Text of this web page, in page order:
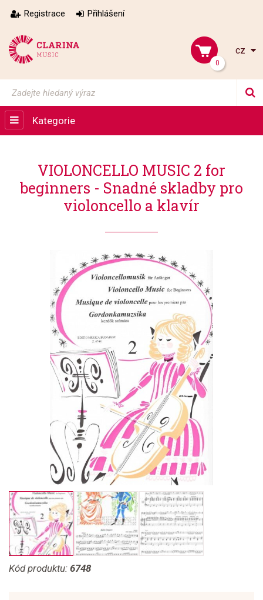
Registrace Přihlášení
0
cz
Kategorie
VIOLONCELLO MUSIC 2 for
beginners - Snadné skladby pro
violoncello a klavír
Kód produktu: 6748